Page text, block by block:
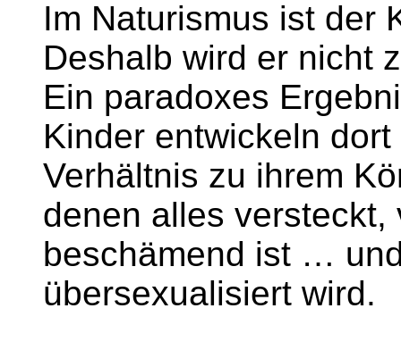
Im Naturismus ist der
Deshalb wird er nicht
Ein paradoxes
Kinder entwickeln
Verhältnis zu ihrem
denen alles versteckt,
beschämend ist …
übersexualisiert wird.